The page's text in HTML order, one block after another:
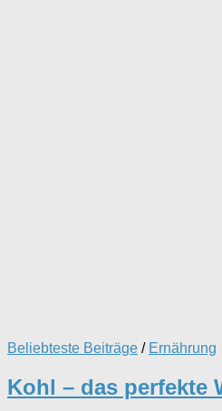
Beliebteste Beiträge / Ernährung
Kohl – das perfekte